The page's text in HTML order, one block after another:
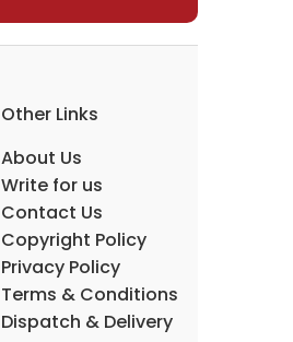
Other Links
About Us
Write for us
Contact Us
Copyright Policy
Privacy Policy
Terms & Conditions
Dispatch & Delivery